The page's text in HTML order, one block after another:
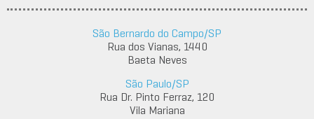
São Bernardo do Campo/SP
Rua dos Vianas, 1440
Baeta Neves
São Paulo/SP
Rua Dr. Pinto Ferraz, 120
Vila Mariana